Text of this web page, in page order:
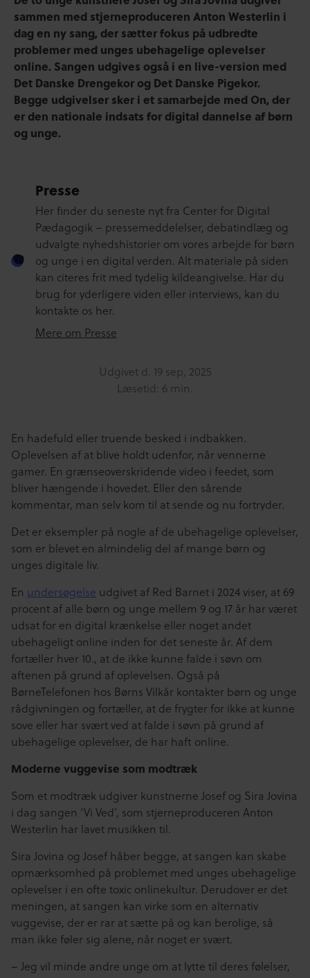
sammen med stjerneproduceren Anton Westerlin i
dag en ny sang, der sætter fokus på udbredte
problemer med unges ubehagelige oplevelser
online. Sangen udgives også i en live-version med
Det Danske Drengekor og Det Danske Pigekor.
Begge udgivelser sker i et samarbejde med On, der
er den nationale indsats for digital dannelse af børn
og unge.
Presse
Her finder du seneste nyt fra Center for Digital
Pædagogik – pressemeddelelser, debatindlæg og
udvalgte nyhedshistorier om vores arbejde for børn
og unge i en digital verden. Alt materiale på siden
kan citeres frit med tydelig kildeangivelse. Har du
brug for yderligere viden eller interviews, kan du
kontakte os her.
Mere om Presse
Udgivet d. 19 sep, 2025
Læsetid: 6 min.
En hadefuld eller truende besked i indbakken.
Oplevelsen af at blive holdt udenfor, når vennerne
gamer. En grænseoverskridende video i feedet, som
bliver hængende i hovedet. Eller den sårende
kommentar, man selv kom til at sende og nu fortryder.
Det er eksempler på nogle af de ubehagelige oplevelser,
som er blevet en almindelig del af mange børn og
unges digitale liv.
En undersøgelse udgivet af Red Barnet i 2024 viser, at 69
procent af alle børn og unge mellem 9 og 17 år har været
udsat for en digital krænkelse eller noget andet
ubehageligt online inden for det seneste år. Af dem
fortæller hver 10., at de ikke kunne falde i søvn om
aftenen på grund af oplevelsen. Også på
BørneTelefonen hos Børns Vilkår kontakter børn og unge
rådgivningen og fortæller, at de frygter for ikke at kunne
sove eller har svært ved at falde i søvn på grund af
ubehagelige oplevelser, de har haft online.
Moderne vuggevise som modtræk
Som et modtræk udgiver kunstnerne Josef og Sira Jovina
i dag sangen ‘Vi Ved’, som stjerneproduceren Anton
Westerlin har lavet musikken til.
Sira Jovina og Josef håber begge, at sangen kan skabe
opmærksomhed på problemet med unges ubehagelige
oplevelser i en ofte toxic onlinekultur. Derudover er det
meningen, at sangen kan virke som en alternativ
vuggevise, der er rar at sætte på og kan berolige, så
man ikke føler sig alene, når noget er svært.
– Jeg vil minde andre unge om at lytte til deres følelser,